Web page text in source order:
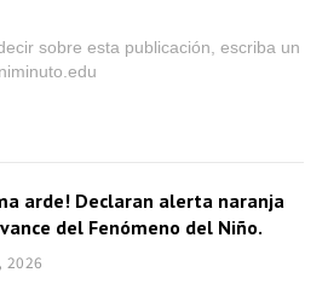
sobre esta publicación, escriba un
arde! Declaran alerta naranja
del Fenómeno del Niño.
2026